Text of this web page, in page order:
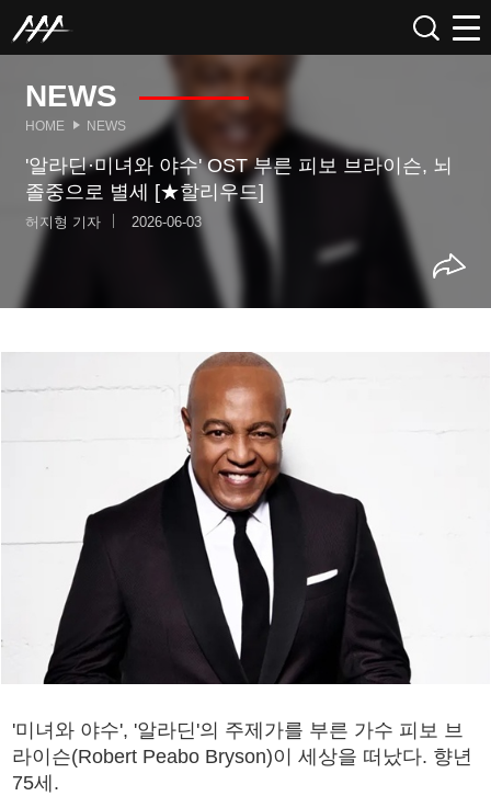
NEWS
HOME NEWS
'알라딘·미녀와 야수' OST 부른 피보 브라이슨, 뇌
졸중으로 별세 [★할리우드]
허지형 기자 2026-06-03
'미녀와 야수', '알라딘'의 주제가를 부른 가수 피보 브
라이슨(Robert Peabo Bryson)이 세상을 떠났다. 향년
75세.